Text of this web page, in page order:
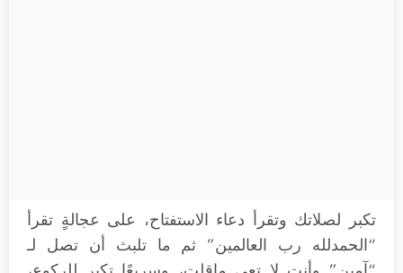
تكبر لصلاتك وتقرأ دعاء الاستفتاح، على عجالةٍ تقرأ
“الحمدلله رب العالمين” ثم ما تلبث أن تصل لـ